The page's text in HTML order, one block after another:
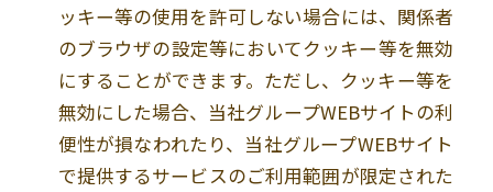
ッキー等の使用を許可しない場合には、関係者
のブラウザの設定等においてクッキー等を無効
にすることができます。ただし、クッキー等を
無効にした場合、当社グループWEBサイトの利
便性が損なわれたり、当社グループWEBサイト
で提供するサービスのご利用範囲が限定された